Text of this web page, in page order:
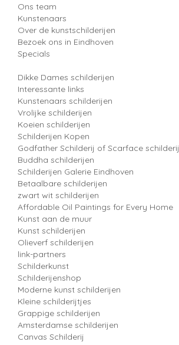
Ons team
Kunstenaars
Over de kunstschilderijen
Bezoek ons in Eindhoven
Specials
Dikke Dames schilderijen
Interessante links
Kunstenaars schilderijen
Vrolijke schilderijen
Koeien schilderijen
Schilderijen Kopen
Godfather Schilderij of Scarface schilderij
Buddha schilderijen
Schilderijen Galerie Eindhoven
Betaalbare schilderijen
zwart wit schilderijen
Affordable Oil Paintings for Every Home
Kunst aan de muur
Kunst schilderijen
Olieverf schilderijen
link-partners
Schilderkunst
Schilderijenshop
Moderne kunst schilderijen
Kleine schilderijtjes
Grappige schilderijen
Amsterdamse schilderijen
Canvas Schilderij